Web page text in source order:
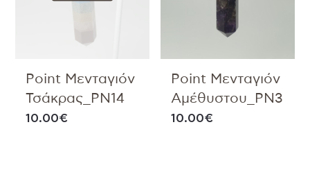
Point Μενταγιόν
Τσάκρας_PN14
10.00€
Point Μενταγιόν
Αμέθυστου_PN3
10.00€